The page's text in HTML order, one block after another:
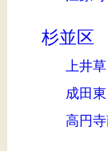
杉並区
上井草
成田東
高円